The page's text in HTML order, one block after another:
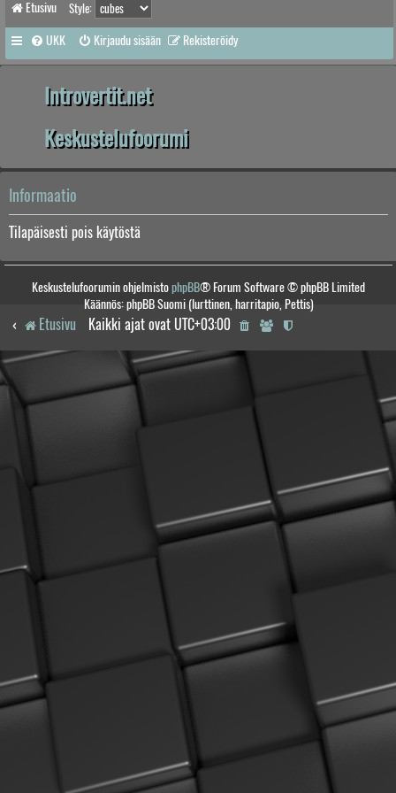
Etusivu Style:
UKK Kirjaudu sisään Rekisteröidy
Introvertit.net
Keskustelufoorumi
Informaatio
Tilapäisesti pois käytöstä
Keskustelufoorumin ohjelmistophpBB® Forum Software © phpBB Limited
Käännös: phpBB Suomi (lurttinen, harritapio, Pettis)
Etusivu Kaikki ajat ovat UTC+03:00